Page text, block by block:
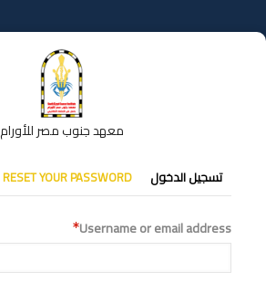
إلى
المحتوى
معهد جنوب مصر للأورام
التبويبات
الأساسية
تسجيل الدخول RESET YOUR PASSWORD
Username or email address